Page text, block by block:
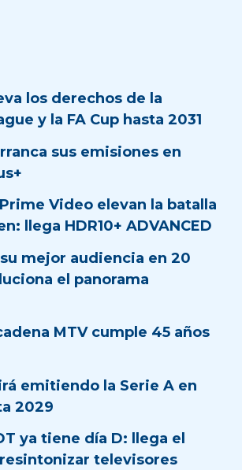
los derechos de la
y la FA Cup hasta 2031
sus emisiones en
Video elevan la batalla
llega HDR10+ ADVANCED
mejor audiencia en 20
el panorama
MTV cumple 45 años
emitiendo la Serie A en
2029
ya tiene día D: llega el
televisores